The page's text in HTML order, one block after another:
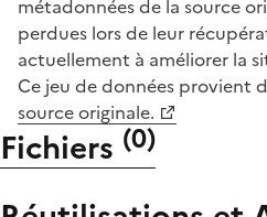
métadonnées de la source
perdues lors de leur
actuellement à améliorer la
Ce jeu de données provient
source originale.
Fichiers (0)